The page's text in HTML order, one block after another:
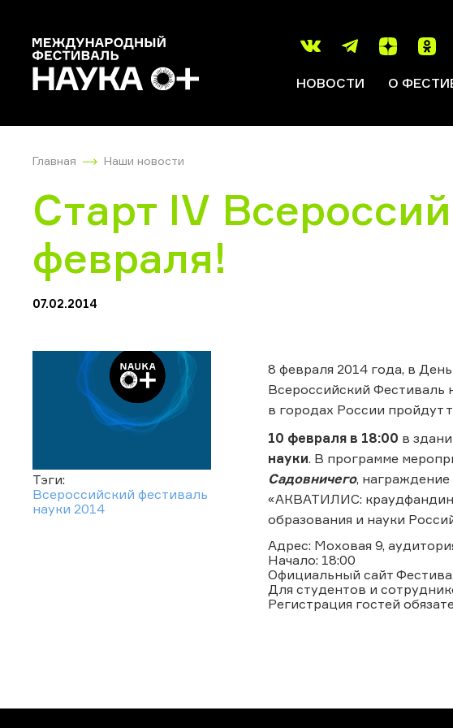
НОВОСТИ О
Главная Наши новости
Старт IV
февраля!
07.02.2014
Тэги:
Всероссийский фестиваль
науки 2014
8 февраля 2014 года, в
Всероссийский Фестиваль
в городах России пройдут
10 февраля в 18:00 в
науки. В программе
Садовничего,
«АКВАТИЛИС:
образования и науки
Адрес: Моховая 9,
Начало: 18:00
Официальный сайт
Для студентов и
Регистрация гостей